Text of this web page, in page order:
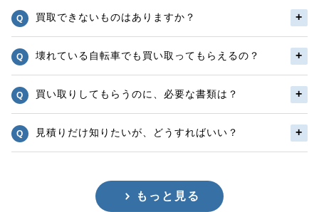
買取できないものはありますか？
壊れている自転車でも買い取ってもらえるの？
買い取りしてもらうのに、必要な書類は？
見積りだけ知りたいが、どうすればいい？
もっと見る